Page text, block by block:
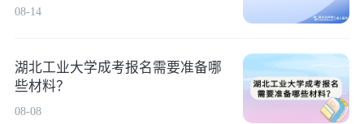
08-14
湖北工业大学成考报名需要准备哪
些材料？
08-08